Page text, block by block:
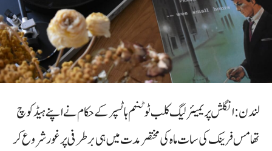
لندن: انگلش پریمیئر لیگ کلب ٹوٹنہم ہاٹسپر کے حکام نے اپنے ہیڈ کوچ
تھامس فرینک کی سات ماہ کی مختصر مدت میں ہی برطرفی پر غور شروع کر